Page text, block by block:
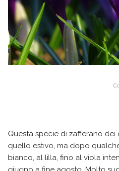
Questa specie di zafferano dei
quello estivo, ma dopo
bianco, al lilla, fino al viola